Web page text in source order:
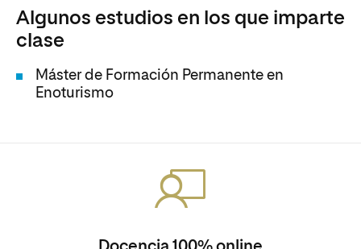
Algunos estudios en los que imparte
clase
Máster de Formación Permanente en
Enoturismo